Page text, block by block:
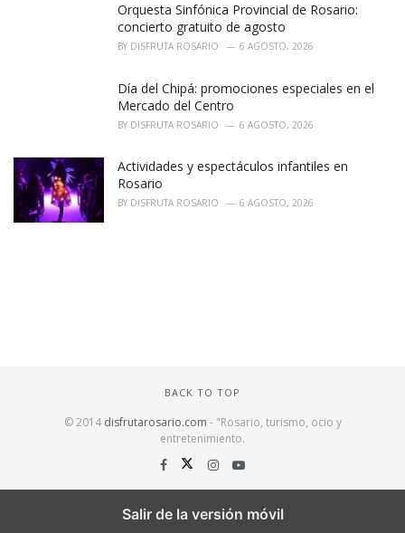
Orquesta Sinfónica Provincial de Rosario:
concierto gratuito de agosto
BY DISFRUTA ROSARIO 6 AGOSTO, 2026
Día del Chipá: promociones especiales en el
Mercado del Centro
BY DISFRUTA ROSARIO 6 AGOSTO, 2026
Actividades y espectáculos infantiles en
Rosario
BY DISFRUTA ROSARIO 6 AGOSTO, 2026
BACK TO TOP
© 2014 disfrutarosario.com - "Rosario, turismo, ocio y
entretenimiento.
Salir de la versión móvil